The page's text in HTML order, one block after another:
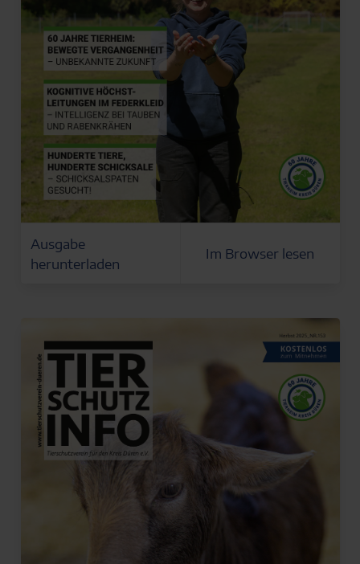
Ausgabe
herunterladen
Im Browser lesen